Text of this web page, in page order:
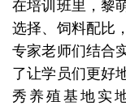
在培训班里，黎
选择、饲料配比
专家老师们结合
了让学员们更好
秀养殖基地实